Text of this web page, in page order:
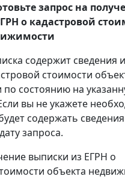
запрос на
о кадастровой
содержит сведения
стоимости
состоянию на
вы не укажете
содержать
запроса.
выписки из ЕГРН о
объекта